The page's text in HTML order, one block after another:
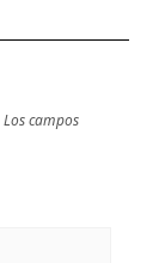
Los campos